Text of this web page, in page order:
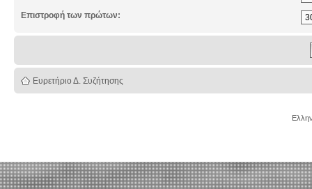
Επιστροφή των πρώτων:
Ευρετήριο Δ. Συζήτησης